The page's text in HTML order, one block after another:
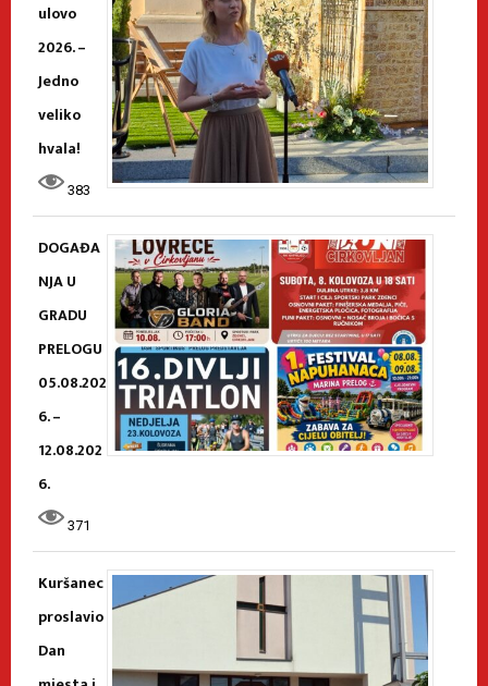
ulovo
2026. –
Jedno
veliko
hvala!
383
DOGAĐA
NJA U
GRADU
PRELOGU
05.08.202
6. –
12.08.202
6.
371
Kuršanec
proslavio
Dan